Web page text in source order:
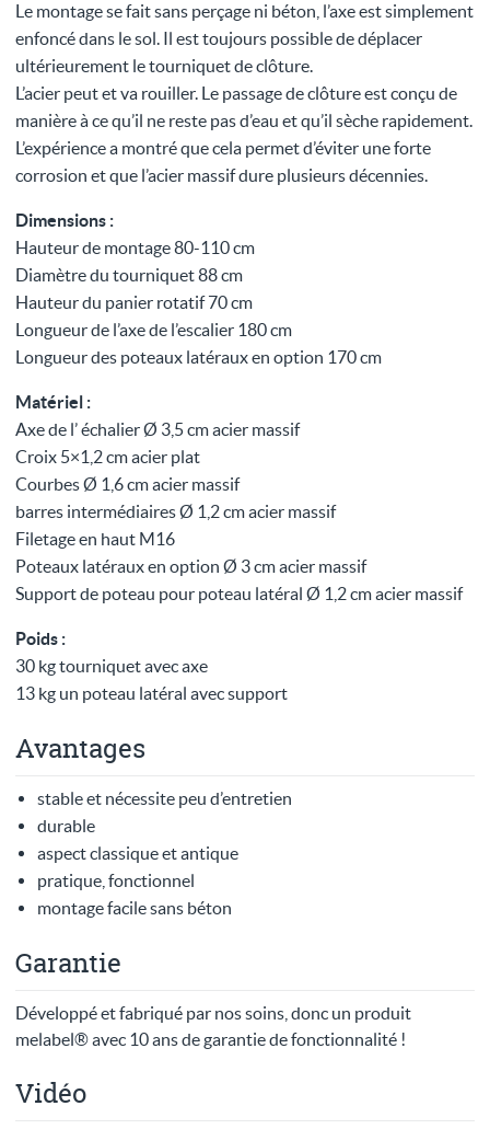
Le montage se fait sans perçage ni béton, l’axe est simplement
enfoncé dans le sol. Il est toujours possible de déplacer
ultérieurement le tourniquet de clôture.
L’acier peut et va rouiller. Le passage de clôture est conçu de
manière à ce qu’il ne reste pas d’eau et qu’il sèche rapidement.
L’expérience a montré que cela permet d’éviter une forte
corrosion et que l’acier massif dure plusieurs décennies.
Dimensions :
Hauteur de montage 80-110 cm
Diamètre du tourniquet 88 cm
Hauteur du panier rotatif 70 cm
Longueur de l’axe de l’escalier 180 cm
Longueur des poteaux latéraux en option 170 cm
Matériel :
Axe de l’ échalier Ø 3,5 cm acier massif
Croix 5×1,2 cm acier plat
Courbes Ø 1,6 cm acier massif
barres intermédiaires Ø 1,2 cm acier massif
Filetage en haut M16
Poteaux latéraux en option Ø 3 cm acier massif
Support de poteau pour poteau latéral Ø 1,2 cm acier massif
Poids :
30 kg tourniquet avec axe
13 kg un poteau latéral avec support
Avantages
stable et nécessite peu d’entretien
durable
aspect classique et antique
pratique, fonctionnel
montage facile sans béton
Garantie
Développé et fabriqué par nos soins, donc un produit
melabel® avec 10 ans de garantie de fonctionnalité !
Vidéo